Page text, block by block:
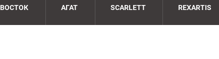
ВОСТОК АГАТ SCARLETT REXARTIS